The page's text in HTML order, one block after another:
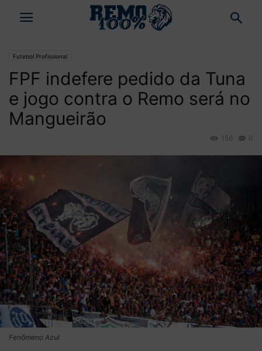
Futebol Profissional
FPF indefere pedido da Tuna
e jogo contra o Remo será no
Mangueirão
0
156
Fenômeno Azul